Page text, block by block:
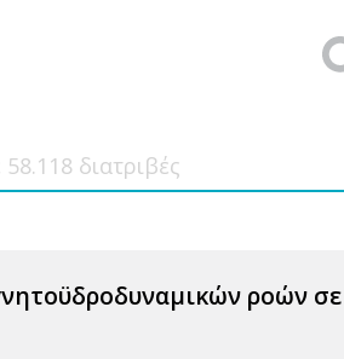
ροών